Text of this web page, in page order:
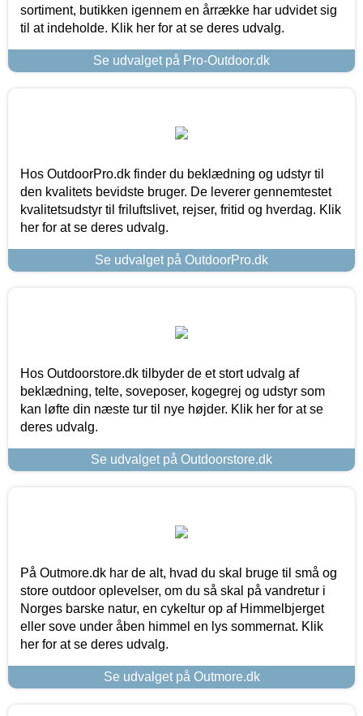
sortiment, butikken igennem en årrække har udvidet sig
til at indeholde. Klik her for at se deres udvalg.
Se udvalget på Pro-Outdoor.dk
Hos OutdoorPro.dk finder du beklædning og udstyr til
den kvalitets bevidste bruger. De leverer gennemtestet
kvalitetsudstyr til friluftslivet, rejser, fritid og hverdag. Klik
her for at se deres udvalg.
Se udvalget på OutdoorPro.dk
Hos Outdoorstore.dk tilbyder de et stort udvalg af
beklædning, telte, soveposer, kogegrej og udstyr som
kan løfte din næste tur til nye højder. Klik her for at se
deres udvalg.
Se udvalget på Outdoorstore.dk
På Outmore.dk har de alt, hvad du skal bruge til små og
store outdoor oplevelser, om du så skal på vandretur i
Norges barske natur, en cykeltur op af Himmelbjerget
eller sove under åben himmel en lys sommernat. Klik
her for at se deres udvalg.
Se udvalget på Outmore.dk